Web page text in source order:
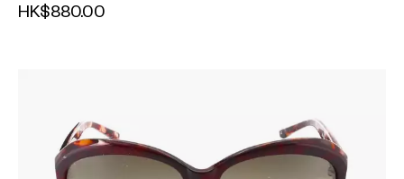
HK$880.00